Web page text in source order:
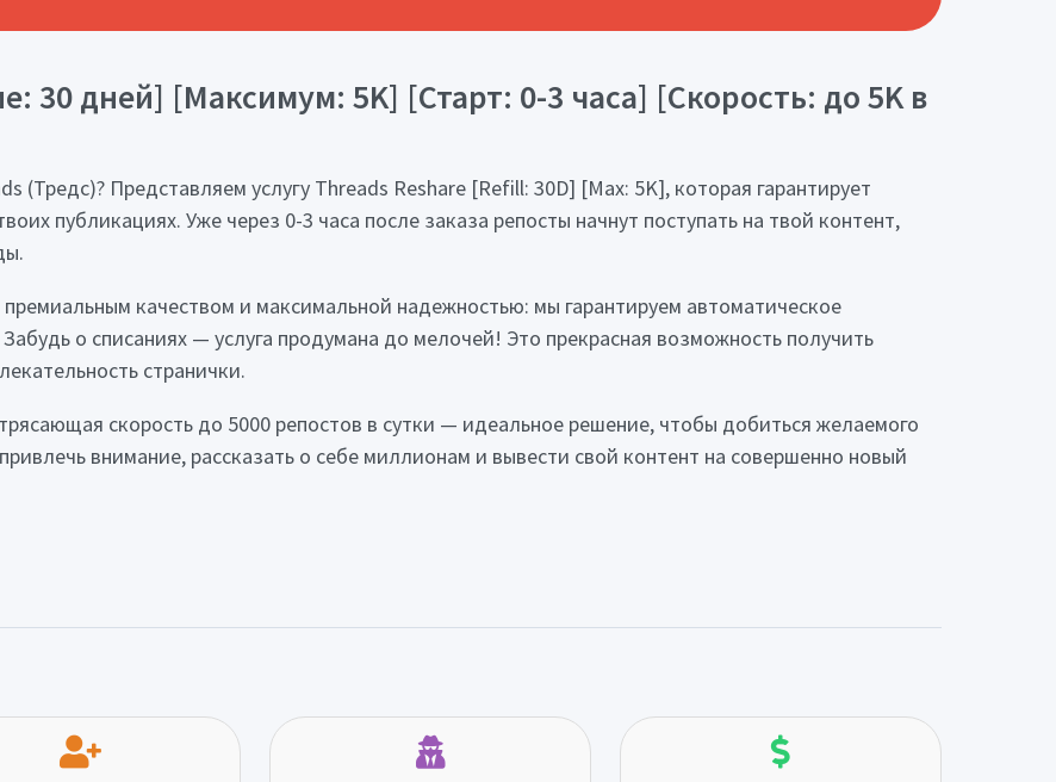
30 дней] [Максимум: 5K] [Старт: 0-3 часа] [Скорость: до 5K в
(Тредс)? Представляем услугу Threads Reshare [Refill: 30D] [Max: 5K], которая гарантирует
публикациях. Уже через 0-3 часа после заказа репосты начнут поступать на твой контент,
качеством и максимальной надежностью: мы гарантируем автоматическое
о списаниях — услуга продумана до мелочей! Это прекрасная возможность получить
странички.
скорость до 5000 репостов в сутки — идеальное решение, чтобы добиться желаемого
внимание, рассказать о себе миллионам и вывести свой контент на совершенно новый